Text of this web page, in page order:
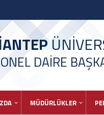
DAİRE
MÜDÜRLÜKLER